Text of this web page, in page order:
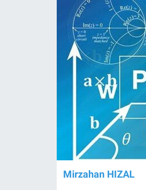
Mirzahan HIZAL